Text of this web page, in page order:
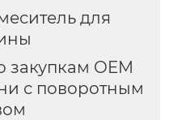
для
закупкам OEM
с поворотным